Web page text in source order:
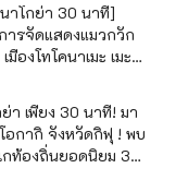
าโกย่า 30 นาที]
ารจัดแสดงแมวกวัก
องโทโคนาเมะ เมะ
แมวกวักอันดับหนึ่ง
า เพียง 30 นาที! มา
อกากิ จังหวัดกิฟุ ! พบ
กท้องถิ่นยอดนิยม 3